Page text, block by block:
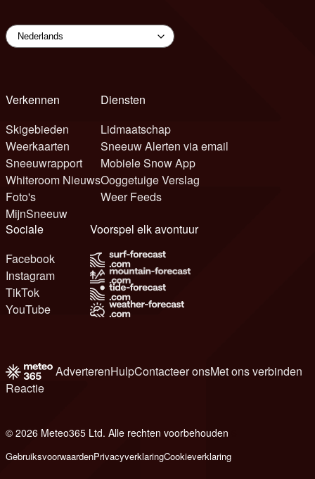
Verkennen
Skigebieden
Weerkaarten
Sneeuwrapport
Whiteroom Nieuws
Foto's
MijnSneeuw
Diensten
Lidmaatschap
Sneeuw Alerten via email
Mobiele Snow App
Ooggetuige Verslag
Weer Feeds
Sociale
Facebook
Instagram
TikTok
YouTube
Voorspel elk avontuur
AdverterenHulpContacteer onsMet ons verbinden
Reactie
© 2026 Meteo365 Ltd. Alle rechten voorbehouden
GebruiksvoorwaardenPrivacyverklaringCookieverklaring